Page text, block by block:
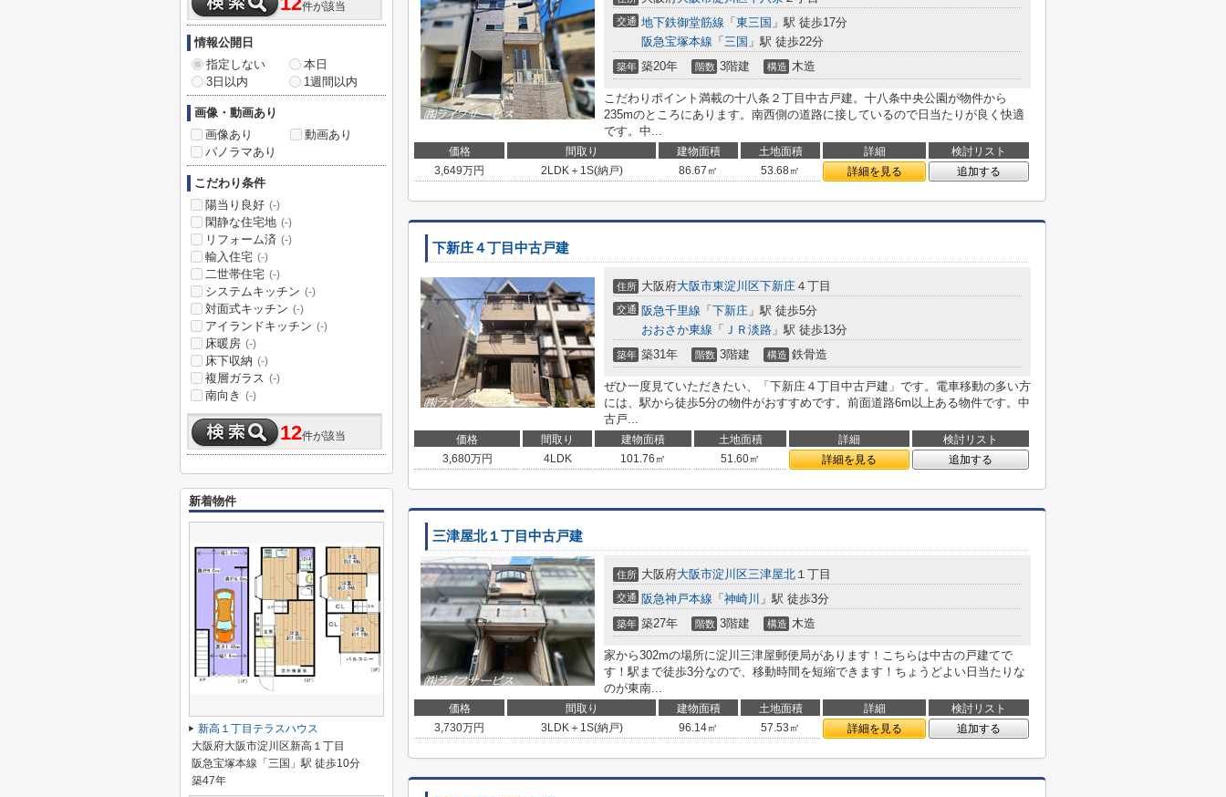
交通 地下鉄御堂筋線 「 東三国 」駅 徒歩17分
阪急宝塚本線 「 三国 」駅 徒歩22分
築年 築20年 階数 3階建 構造 木造
こだわりポイント満載の十八条２丁目中古戸建。十八条中央公園が物件から
235mのところにあります。南西側の道路に接しているので日当たりが良く快適
です。中...
価格 間取り 建物面積 土地面積 詳細
検討リスト
3,649万円 2LDK＋1S(納戸) 86.67㎡ 53.68㎡ 詳細を見る 追加する
下新庄４丁目中古戸建
住所 大阪府大阪市東淀川区下新庄 ４丁目
交通 阪急千里線 「 下新庄 」駅 徒歩5分
おおさか東線 「 ＪＲ淡路 」駅 徒歩13分
築年 築31年 階数 3階建 構造 鉄骨造
ぜひ一度見ていただきたい、「下新庄４丁目中古戸建」です。電車移動の多い方
には、駅から徒歩5分の物件がおすすめです。前面道路6m以上ある物件です。中
古戸...
価格 間取り 建物面積 土地面積 詳細
検討リスト
3,680万円 4LDK 101.76㎡ 51.60㎡ 詳細を見る 追加する
三津屋北１丁目中古戸建
住所 大阪府大阪市淀川区三津屋北 １丁目
交通 阪急神戸本線 「 神崎川 」駅 徒歩3分
築年 築27年 階数 3階建 構造 木造
家から302mの場所に淀川三津屋郵便局があります！こちらは中古の戸建てで
す！駅まで徒歩3分なので、移動時間を短縮できます！ちょうどよい日当たりな
のが東南...
価格 間取り 建物面積 土地面積 詳細
検討リスト
3,730万円 3LDK＋1S(納戸) 96.14㎡ 57.53㎡ 詳細を見る 追加する
件が該当
情報公開日
指定しない
本日
3日以内
1週間以内
画像・動画あり
画像あり
動画あり
パノラマあり
こだわり条件
陽当り良好 (-)
閑静な住宅地 (-)
リフォーム済 (-)
輸入住宅 (-)
二世帯住宅 (-)
システムキッチン (-)
対面式キッチン (-)
アイランドキッチン (-)
床暖房 (-)
床下収納 (-)
複層ガラス (-)
南向き (-)
12件が該当
新着物件
新高１丁目テラスハウス
大阪府大阪市淀川区新高１丁目
阪急宝塚本線「三国」駅 徒歩10分
築47年